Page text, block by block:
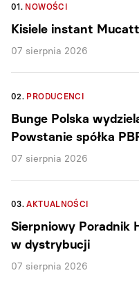
01. NOWOŚCI
Kisiele instant
07 sierpnia 2026
02. PRODUCENCI
Bunge Polska
Powstanie spółka
07 sierpnia 2026
03. AKTUALNOŚCI
Sierpniowy Poradnik
w dystrybucji
07 sierpnia 2026